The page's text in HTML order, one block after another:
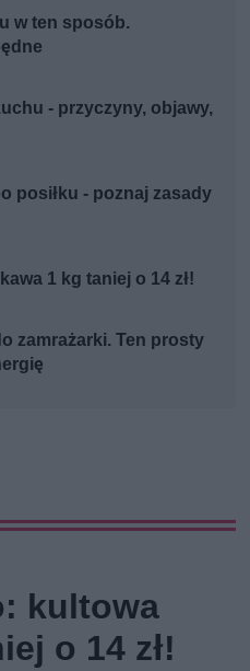
w ten sposób.
- przyczyny, objawy,
posiłku - poznaj zasady
1 kg taniej o 14 zł!
zamrażarki. Ten prosty
kultowa
o 14 zł!